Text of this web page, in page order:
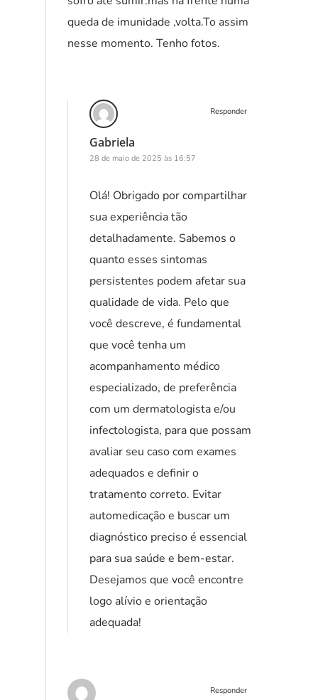
queda de imunidade ,volta.To assim
nesse momento. Tenho fotos.
Gabriela
28 de maio de 2025 às 16:57
Olá! Obrigado por compartilhar
sua experiência tão
detalhadamente. Sabemos o
quanto esses sintomas
persistentes podem afetar sua
qualidade de vida. Pelo que
você descreve, é fundamental
que você tenha um
acompanhamento médico
especializado, de preferência
com um dermatologista e/ou
infectologista, para que possam
avaliar seu caso com exames
adequados e definir o
tratamento correto. Evitar
automedicação e buscar um
diagnóstico preciso é essencial
para sua saúde e bem-estar.
Desejamos que você encontre
logo alívio e orientação
adequada!
Responder
Responder